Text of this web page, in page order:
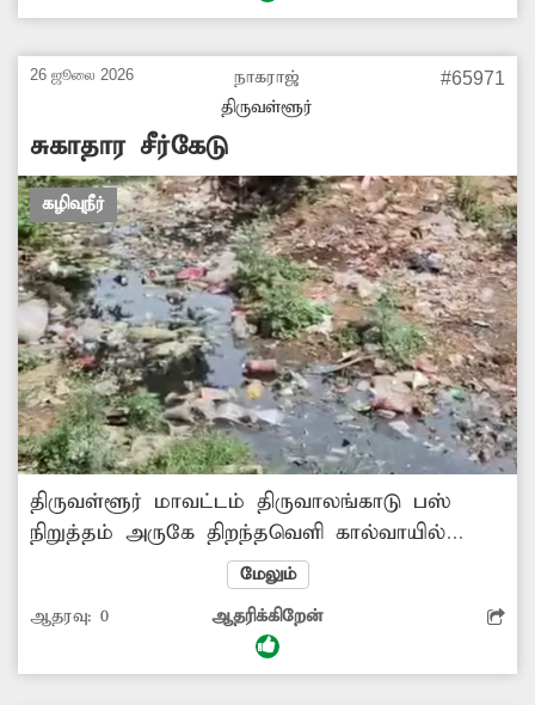
தொற்று பரவும் அபாயம் ஏற்பட்டுள்ளது. எனவே
சம்பந்தப்பட்ட துறை அதிகாரிகள் நடவடிக்கை
எடுக்வேண்டும்.
26 ஜூலை 2026
நாகராஜ்
திருவள்ளூர்
#65971
சுகாதார சீர்கேடு
கழிவுநீர்
திருவள்ளூர் மாவட்டம் திருவாலங்காடு பஸ்
நிறுத்தம் அருகே திறந்தவெளி கால்வாயில்
கழிவுநீர் தேங்கி நிற்கிறது. மேலும் அதில்
குப்பைகளும், பிளாஸ்டிக் பைகளும்
வீசப்படுவதால், அந்த பகுதி முழுவதும் சுகாதார
சீர்கேடு உண்டாகிறது. எனவே சம்பந்தப்பட்ட
மேலும்
ஆதரவு: 0 ஆதரிக்கிறேன்